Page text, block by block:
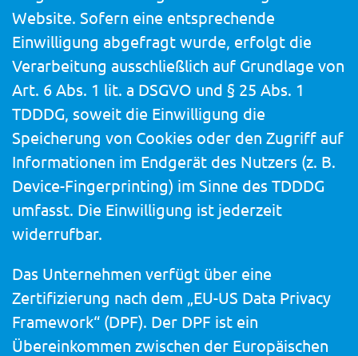
Website. Sofern eine entsprechende
Einwilligung abgefragt wurde, erfolgt die
Verarbeitung ausschließlich auf Grundlage von
Art. 6 Abs. 1 lit. a DSGVO und § 25 Abs. 1
TDDDG, soweit die Einwilligung die
Speicherung von Cookies oder den Zugriff auf
Informationen im Endgerät des Nutzers (z. B.
Device-Fingerprinting) im Sinne des TDDDG
umfasst. Die Einwilligung ist jederzeit
widerrufbar.
Das Unternehmen verfügt über eine
Zertifizierung nach dem „EU-US Data Privacy
Framework“ (DPF). Der DPF ist ein
Übereinkommen zwischen der Europäischen